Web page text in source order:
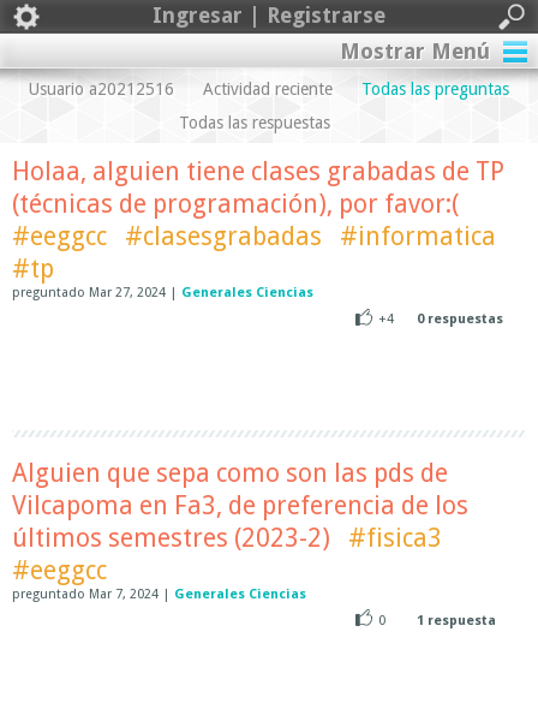
Ingresar | Registrarse
Mostrar Menú
Usuario a20212516 Actividad reciente
Todas las preguntas
Todas las respuestas
Holaa, alguien tiene clases grabadas de TP
(técnicas de programación), por favor:(
#eeggcc
#clasesgrabadas
#informatica
#tp
preguntado Mar 27, 2024 | Generales Ciencias
+4
0respuestas
Alguien que sepa como son las pds de
Vilcapoma en Fa3, de preferencia de los
últimos semestres (2023-2)
#fisica3
#eeggcc
preguntado Mar 7, 2024 | Generales Ciencias
0
1 respuesta